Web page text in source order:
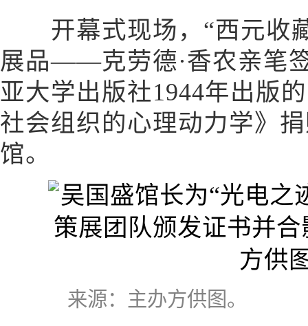
开幕式现场，“西元收
展品——克劳德·香农亲笔
亚大学出版社1944年出版
社会组织的心理动力学》
馆。
来源：主办方供图。